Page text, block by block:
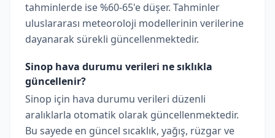
tahminlerde ise %60-65'e düşer. Tahminler
uluslararası meteoroloji modellerinin verilerine
dayanarak sürekli güncellenmektedir.
Sinop hava durumu verileri ne sıklıkla
güncellenir?
Sinop için hava durumu verileri düzenli
aralıklarla otomatik olarak güncellenmektedir.
Bu sayede en güncel sıcaklık, yağış, rüzgar ve